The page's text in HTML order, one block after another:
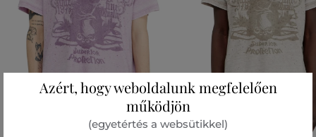
Azért, hogy weboldalunk megfelelően
működjön
(egyetértés a websütikkel)